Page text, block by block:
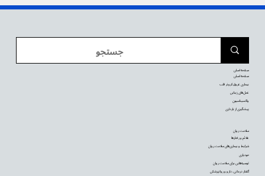
سلامت روان
علائم و رفتارها
شرایط و بیماری‌های سلامت روان
خودیاری
توصیه‌‌هایی برای سلامت روان
گفتار درمانی، دارو و روانپزشکی
صفحه اصلی
صفحه اصلی
بیماری عروق کرونر قلب
عمل‌های زیبایی
واکسیناسیون
پیشگیری از بارداری